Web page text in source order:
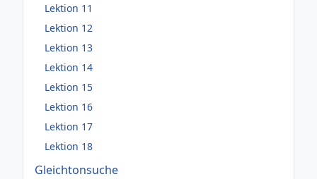
Lektion 11
Lektion 12
Lektion 13
Lektion 14
Lektion 15
Lektion 16
Lektion 17
Lektion 18
Gleichtonsuche